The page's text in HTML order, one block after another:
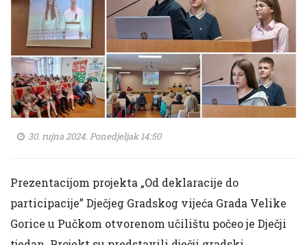
30. rujna 2024. Ponedjeljak 14:50
Prezentacijom projekta „Od deklaracije do
participacije” Dječjeg Gradskog vijeća Grada Velike
Gorice u Pučkom otvorenom učilištu počeo je Dječji